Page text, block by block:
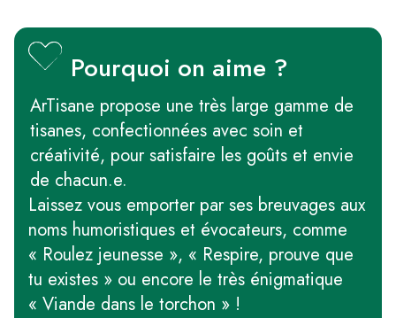
Pourquoi on aime ?
ArTisane propose une très large gamme de
tisanes, confectionnées avec soin et
créativité, pour satisfaire les goûts et envie
de chacun.e.
Laissez vous emporter par ses breuvages aux
noms humoristiques et évocateurs, comme
« Roulez jeunesse », « Respire, prouve que
tu existes » ou encore le très énigmatique
« Viande dans le torchon » !